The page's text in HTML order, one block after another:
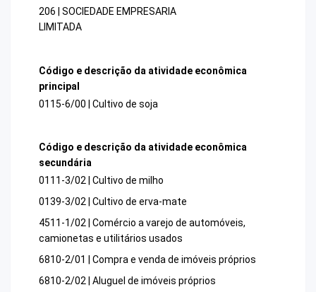
206 | SOCIEDADE EMPRESARIA
LIMITADA
Código e descrição da atividade econômica
principal
0115-6/00 | Cultivo de soja
Código e descrição da atividade econômica
secundária
0111-3/02 | Cultivo de milho
0139-3/02 | Cultivo de erva-mate
4511-1/02 | Comércio a varejo de automóveis,
camionetas e utilitários usados
6810-2/01 | Compra e venda de imóveis próprios
6810-2/02 | Aluguel de imóveis próprios